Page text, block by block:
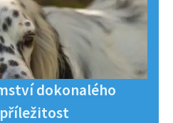
dokonalého
příležitost